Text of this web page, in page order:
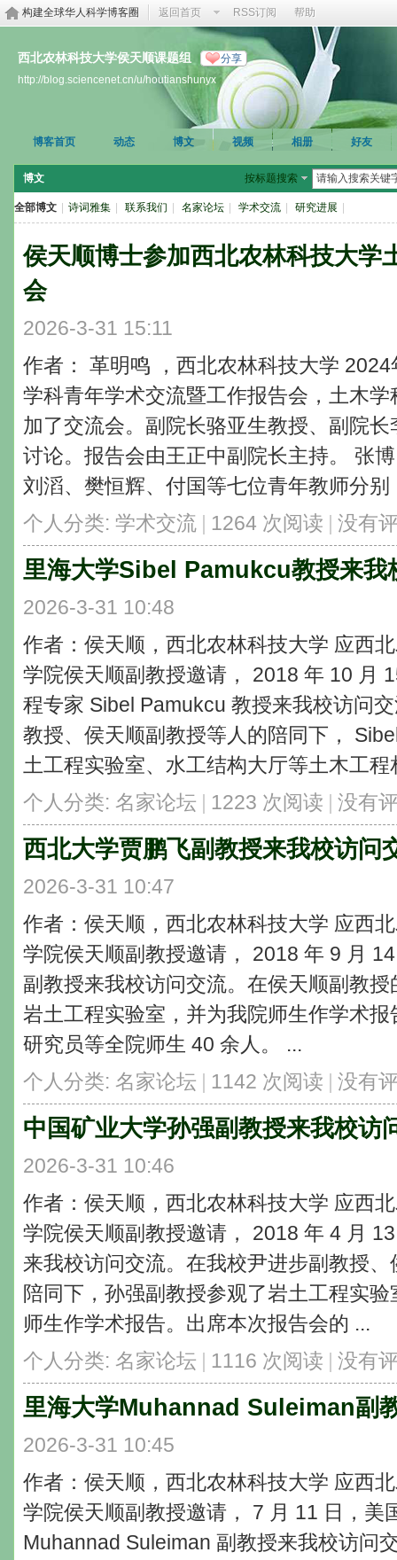
构建全球华人科学博客圈 返回首页 RSS订阅 帮助
西北农林科技大学侯天顺课题组 分享
http://blog.sciencenet.cn/u/houtianshunyx
博客首页 动态 博文 视频 相册 好友
博文 按标题搜索
全部博文 诗词雅集 联系我们 名家论坛 学术交流 研究进展
侯天顺博士参加西北农林科技大学
会
2026-3-31 15:11
作者： 革明鸣 ，西北农林科技大学
学科青年学术交流暨工作报告会，土木
加了交流会。副院长骆亚生教授、副院
讨论。报告会由王正中副院长主持。 张
刘滔、樊恒辉、付国等七位青年教师分别
个人分类: 学术交流 | 1264 次阅读 | 没有
里海大学Sibel Pamukcu教授来我
2026-3-31 10:48
作者：侯天顺，西北农林科技大学 应西
学院侯天顺副教授邀请， 2018 年 10 月
程专家 Sibel Pamukcu 教授来我校访问
教授、侯天顺副教授等人的陪同下，
土工程实验室、水工结构大厅等土木工程
个人分类: 名家论坛 | 1223 次阅读 | 没有
西北大学贾鹏飞副教授来我校访问
2026-3-31 10:47
作者：侯天顺，西北农林科技大学 应西
学院侯天顺副教授邀请， 2018 年 9 月
副教授来我校访问交流。在侯天顺副教
岩土工程实验室，并为我院师生作学术
研究员等全院师生 40 余人。 ...
个人分类: 名家论坛 | 1142 次阅读 | 没有
中国矿业大学孙强副教授来我校访
2026-3-31 10:46
作者：侯天顺，西北农林科技大学 应西
学院侯天顺副教授邀请， 2018 年 4 月
来我校访问交流。在我校尹进步副教授
陪同下，孙强副教授参观了岩土工程实
师生作学术报告。出席本次报告会的 ...
个人分类: 名家论坛 | 1116 次阅读 | 没有
里海大学Muhannad Suleiman副
2026-3-31 10:45
作者：侯天顺，西北农林科技大学 应西
学院侯天顺副教授邀请， 7 月 11 日，美
Muhannad Suleiman 副教授来我校访问